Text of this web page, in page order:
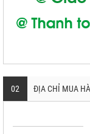
02 ĐỊA CHỈ MUA